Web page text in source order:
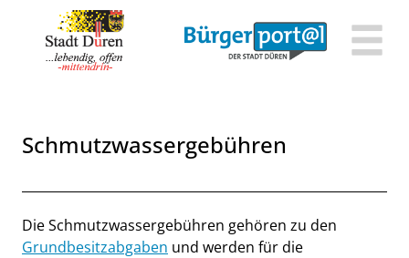
Zum Hauptinhalt springen
Zum Header
Zum Hauptinhalt
Zum Footer
Schmutzwassergebühren
Beschreibung
Die Schmutzwassergebühren gehören zu den
Grundbesitzabgaben und werden für die